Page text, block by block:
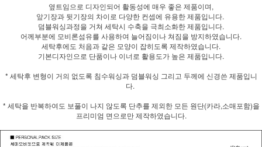
옆트임으로 디자인되어 활동성에 매우 좋은 제품이며,
앞기장과 뒷기장의 차이로 다양한 컨셉에 유용한 제품입니다.
덤블워싱과정을 거쳐 세탁시 수축을 극최소화한 제품입니다.
어께부분에 모비론섬유를 사용하여 늘어짐이나 쳐짐을 방지하였습니다.
세탁후에도 처음과 같은 모양이 잡히도록 제작하였습니다.
기본디자인으로 단품이나 이너로 활용도가 높은 제품입니다.
* 세탁후 변형이 거의 없도록 침수워싱과 덤블워싱 그리고 두께에 신경쓴 제품입니
다.
* 세탁을 반복하여도 보풀이 나지 않도록 단추를 제외한 모든 원단(카라,소매포함)을
프리미엄 면으로만 제작하였습니다.